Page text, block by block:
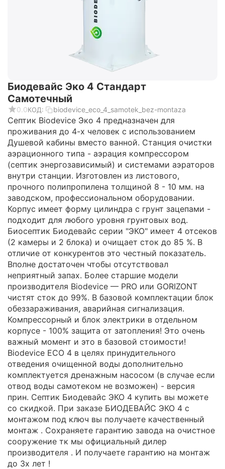
Биодевайс Эко 4 Стандарт
Самотечный
0.0КОД: biodevice_eco_4_samotek_bez-montaza
Септик Biodevice Эко 4 предназначен для
проживания до 4-х человек с использованием
Душевой кабины вместо ванной. Станция очистки
аэрационного типа - аэрация компрессором
(септик энергозависимый) и системами аэраторов
внутри станции. Изготовлен из листового,
прочного полипропилена толщиной 8 - 10 мм. на
заводском, профессиональном оборудовании.
Корпус имеет форму цилиндра с грунт зацепами -
подходит для любого уровня грунтовых вод.
Биосептик Биодевайс серии "ЭКО" имеет 4 отсеков
(2 камеры и 2 блока) и очищает сток до 85 %. В
отличие от конкурентов это честный показатель.
Вполне достаточен чтобы отсутствовал
неприятный запах. Более старшие модели
производителя Biodevice — PRO или GORIZONT
чистят сток до 99%. В базовой комплектации блок
обеззараживания, аварийная сигнализация.
Компрессорный и блок электрики в отдельном
корпусе - 100% защита от затопления! Это очень
важный момент и это в базовой стоимости!
Biodevice ECO 4 в целях принудительного
отведения очищенной воды дополнительно
комплектуется дренажным насосом (в случае если
отвод воды самотеком не возможен) - версия
прин. Септик Биодевайс ЭКО 4 купить вы можете
со скидкой. При заказе БИОДЕВАЙС ЭКО 4 с
монтажом под ключ вы получаете качественный
монтаж . Сохраняете гарантию завода на очистное
сооружение тк мы официальный дилер
производителя . И получаете гарантию на монтаж
до 3х лет !